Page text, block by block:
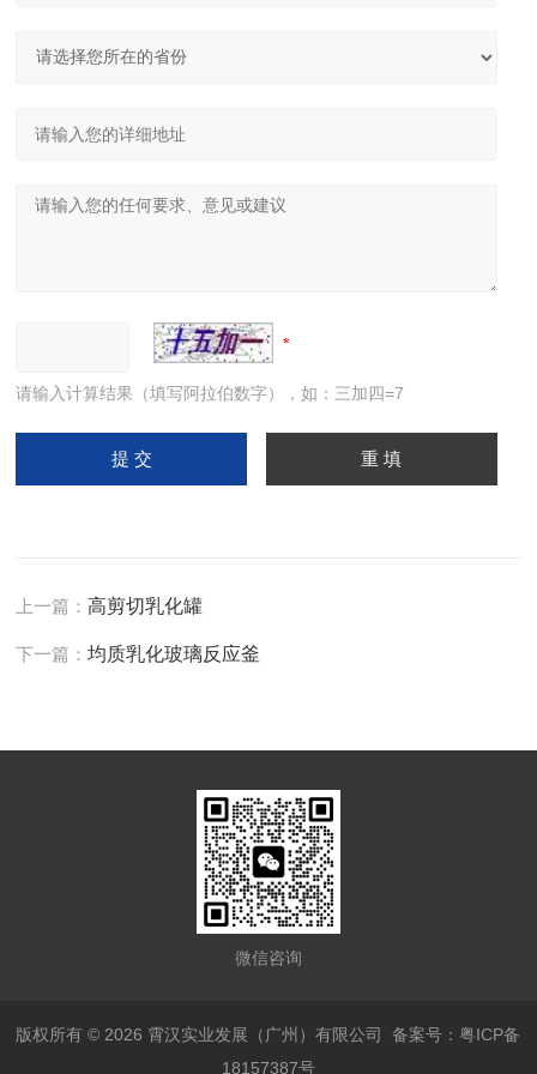
请输入计算结果（填写阿拉伯数字），如：三加四=7
上一篇：高剪切乳化罐
下一篇：均质乳化玻璃反应釜
微信咨询
版权所有 © 2026 霄汉实业发展（广州）有限公司备案号：粤ICP备
18157387号